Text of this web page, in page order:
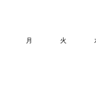
月 火